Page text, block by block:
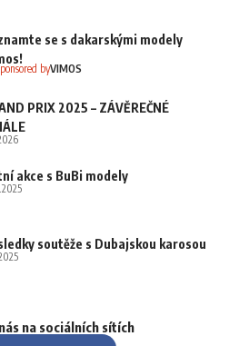
se s dakarskými modely
byVIMOS
PRIX 2025 – ZÁVĚREČNÉ
akce s BuBi modely
soutěže s Dubajskou karosou
na sociálních sítích